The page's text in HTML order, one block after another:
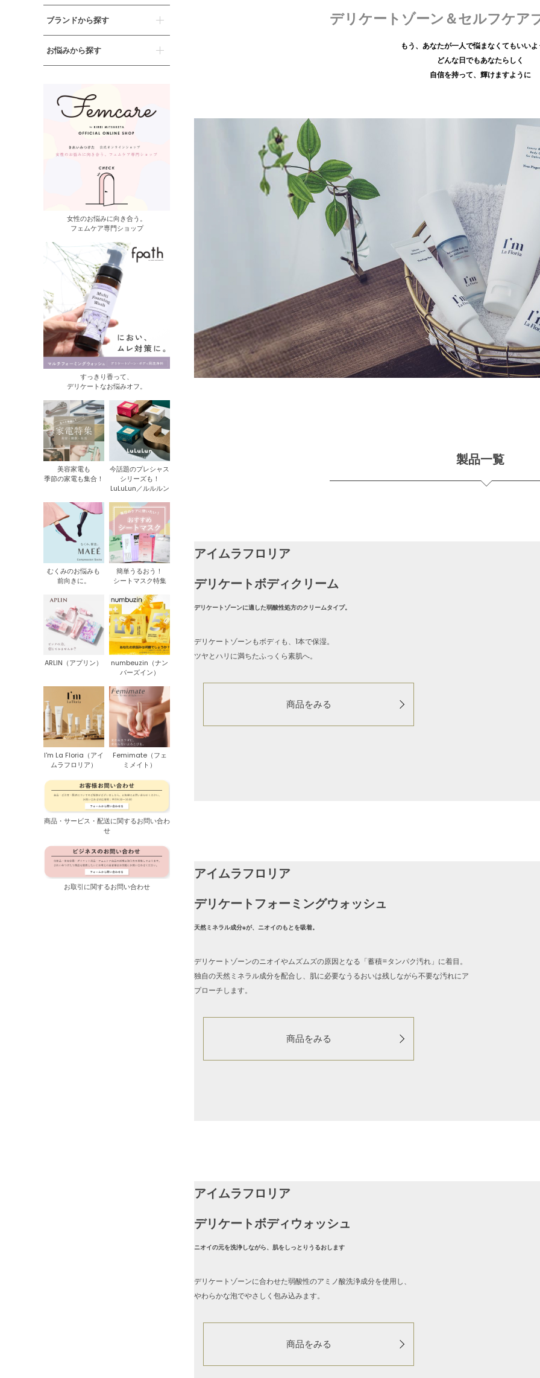
ブランドから探す
お悩みから探す
女性のお悩みに向き合う。
フェムケア専門ショップ
すっきり香って、
デリケートなお悩みオフ。
美容家電も
季節の家電も集合！
今話題のプレシャス
シリーズも！
LuLuLun／ルルルン
むくみのお悩みも
前向きに。
簡単うるおう！
シートマスク特集
ARLIN（アプリン）
numbeuzin（ナン
バーズイン）
I'm La Floria（アイ
ムラフロリア）
Femimate（フェ
ミメイト）
商品・サービス・配送に関するお問い合わ
せ
お取引に関するお問い合わせ
デリケートゾーン＆セルフケア
もう、あなたが一人で悩まなくてもいいよ
どんな日でもあなたらしく
自信を持って、輝けますように
製品一覧
アイムラフロリア
デリケートボディクリーム
デリケートゾーンに適した弱酸性処方のクリームタイプ。
デリケートゾーンもボディも、1本で保湿。
ツヤとハリに満ちたふっくら素肌へ。
商品をみる
アイムラフロリア
デリケートフォーミングウォッシュ
天然ミネラル成分※が、ニオイのもとを吸着。
デリケートゾーンのニオイやムズムズの原因となる「蓄積=タンパク汚れ」に着目。
独自の天然ミネラル成分を配合し、肌に必要なうるおいは残しながら不要な汚れにア
プローチします。
商品をみる
アイムラフロリア
デリケートボディウォッシュ
ニオイの元を洗浄しながら、肌をしっとりうるおします
デリケートゾーンに合わせた弱酸性のアミノ酸洗浄成分を使用し、
やわらかな泡でやさしく包み込みます。
商品をみる